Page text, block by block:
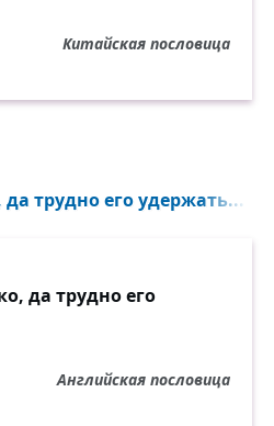
Китайская пословица
трудно его удержать...
да трудно его
Английская пословица